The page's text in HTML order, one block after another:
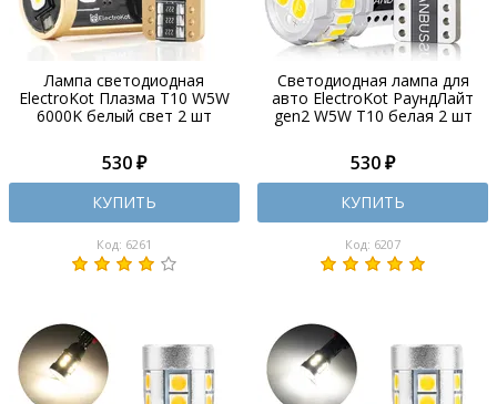
Лампа светодиодная
ElectroKot Плазма T10 W5W
6000K белый свет 2 шт
530 ₽
КУПИТЬ
Код: 6261
Светодиодная лампа для
авто ElectroKot РаундЛайт
gen2 W5W T10 белая 2 шт
530 ₽
КУПИТЬ
Код: 6207